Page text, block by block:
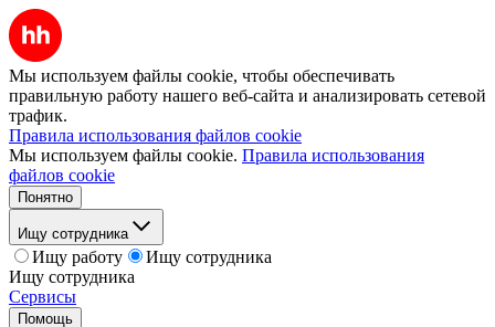
Мы используем файлы cookie, чтобы обеспечивать
правильную работу нашего веб-сайта и анализировать сетевой
трафик.
Правила использования файлов cookie
Мы используем файлы cookie. Правила использования
файлов cookie
Понятно
Ищу сотрудника
Ищу работу
Ищу сотрудника
Ищу сотрудника
Сервисы
Помощь